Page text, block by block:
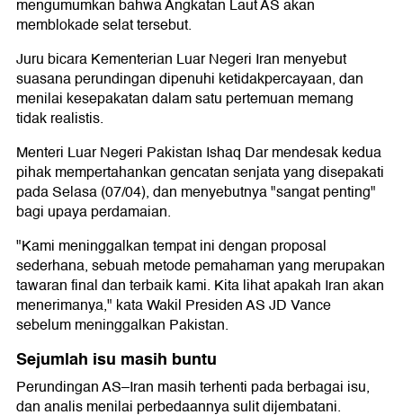
mengumumkan bahwa Angkatan Laut AS akan
memblokade selat tersebut.
Juru bicara Kementerian Luar Negeri Iran menyebut
suasana perundingan dipenuhi ketidakpercayaan, dan
menilai kesepakatan dalam satu pertemuan memang
tidak realistis.
Menteri Luar Negeri Pakistan Ishaq Dar mendesak kedua
pihak mempertahankan gencatan senjata yang disepakati
pada Selasa (07/04), dan menyebutnya "sangat penting"
bagi upaya perdamaian.
"Kami meninggalkan tempat ini dengan proposal
sederhana, sebuah metode pemahaman yang merupakan
tawaran final dan terbaik kami. Kita lihat apakah Iran akan
menerimanya," kata Wakil Presiden AS JD Vance
sebelum meninggalkan Pakistan.
Sejumlah isu masih buntu
Perundingan AS–Iran masih terhenti pada berbagai isu,
dan analis menilai perbedaannya sulit dijembatani.